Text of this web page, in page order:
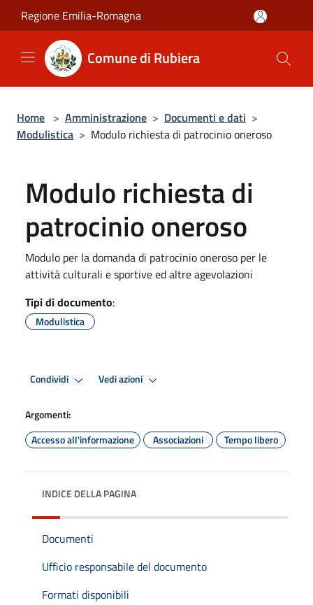
Salta al contenuto principale
Regione Emilia-Romagna
Comune di Rubiera
Home > Amministrazione > Documenti e dati >
Modulistica > Modulo richiesta di patrocinio oneroso
Modulo richiesta di
patrocinio oneroso
Modulo per la domanda di patrocinio oneroso per le
attività culturali e sportive ed altre agevolazioni
Tipi di documento:
Modulistica
Condividi Vedi azioni
Argomenti:
Accesso all'informazione
Associazioni Tempo libero
INDICE DELLA PAGINA
Documenti
Ufficio responsabile del documento
Formati disponibili